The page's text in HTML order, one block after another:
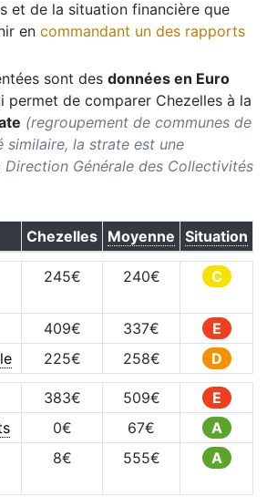
et de la situation financière que
en commandant un des rapports
sont des données en Euro
permet de comparer Chezelles à la
(regroupement de communes de
la strate est une
Générale des Collectivités
Chezelles Moyenne Situation
245€ 240€ C
409€ 337€
E
225€ 258€ D
383€ 509€
E
0€ 67€
A
8€ 555€ A